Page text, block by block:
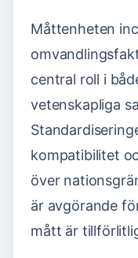
Måttenheten
central roll i
vetenskapliga
kompatibilitet
över
är avgörande
mått är